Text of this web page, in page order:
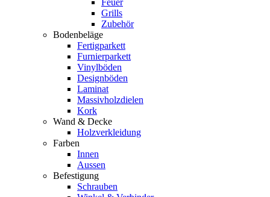
Grills
Zubehör
Bodenbeläge
Fertigparkett
Furnierparkett
Vinylböden
Designböden
Laminat
Massivholzdielen
Kork
Wand & Decke
Holzverkleidung
Farben
Innen
Aussen
Befestigung
Schrauben